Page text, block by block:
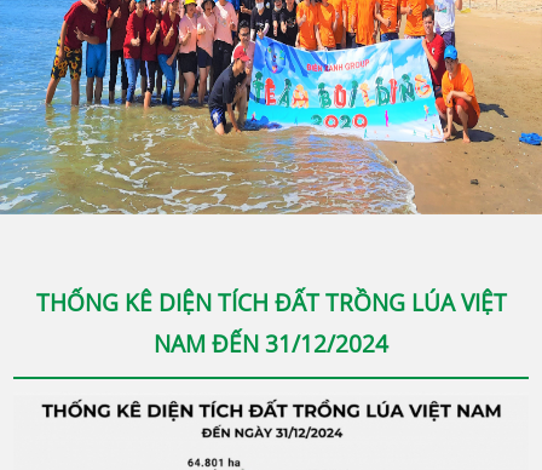
THỐNG KÊ DIỆN TÍCH ĐẤT TRỒNG LÚA VIỆT
NAM ĐẾN 31/12/2024